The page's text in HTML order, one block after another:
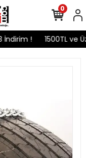
! 1500TL ve
0